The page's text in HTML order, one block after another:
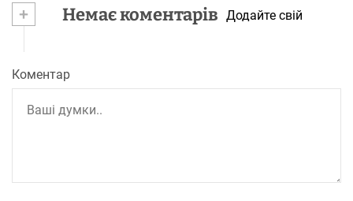
+ Немає коментарів Додайте свій
Коментар